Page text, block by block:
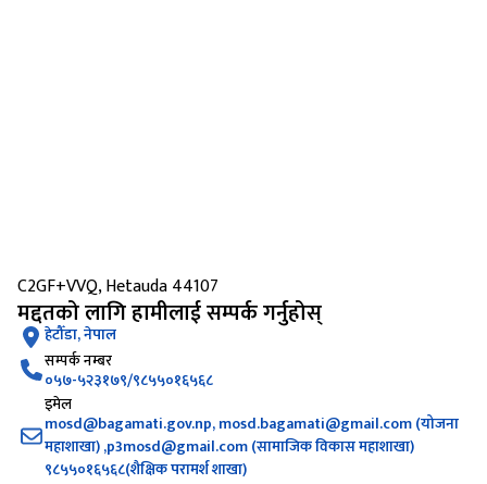
C2GF+VVQ, Hetauda 44107
मद्दतको लागि हामीलाई सम्पर्क गर्नुहोस्
हेटौँडा, नेपाल
सम्पर्क नम्बर
०५७-५२३१७९/९८५५०१६५६८
इमेल
mosd@bagamati.gov.np, mosd.bagamati@gmail.com (योजना
महाशाखा) ,p3mosd@gmail.com (सामाजिक विकास महाशाखा)
९८५५०१६५६८(शैक्षिक परामर्श शाखा)